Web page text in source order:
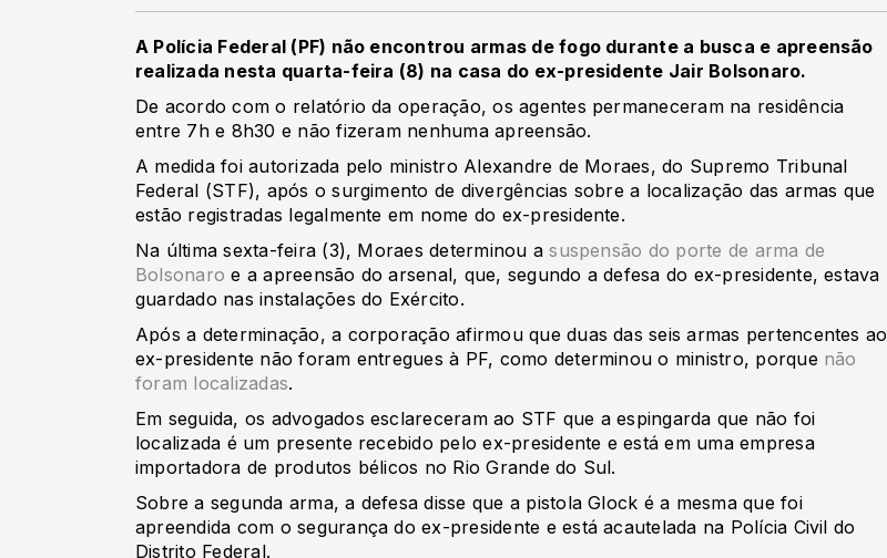
A Polícia Federal (PF) não encontrou armas de fogo durante a busca e apreensão
realizada nesta quarta-feira (8) na casa do ex-presidente Jair Bolsonaro.
De acordo com o relatório da operação, os agentes permaneceram na residência
entre 7h e 8h30 e não fizeram nenhuma apreensão.
A medida foi autorizada pelo ministro Alexandre de Moraes, do Supremo Tribunal
Federal (STF), após o surgimento de divergências sobre a localização das armas que
estão registradas legalmente em nome do ex-presidente.
Na última sexta-feira (3), Moraes determinou asuspensão do porte de arma de
Bolsonaro e a apreensão do arsenal, que, segundo a defesa do ex-presidente, estava
guardado nas instalações do Exército.
Após a determinação, a corporação afirmou que duas das seis armas pertencentes ao
ex-presidente não foram entregues à PF, como determinou o ministro, porque não
foram localizadas.
Em seguida, os advogados esclareceram ao STF que a espingarda que não foi
localizada é um presente recebido pelo ex-presidente e está em uma empresa
importadora de produtos bélicos no Rio Grande do Sul.
Sobre a segunda arma, a defesa disse que a pistola Glock é a mesma que foi
apreendida com o segurança do ex-presidente e está acautelada na Polícia Civil do
Distrito Federal.